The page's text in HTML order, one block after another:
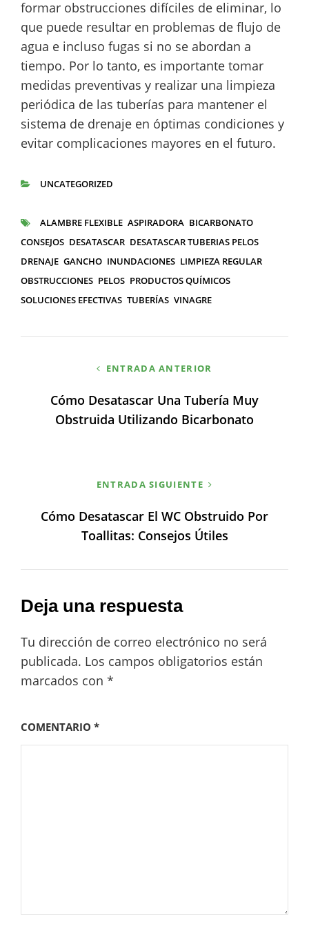
formar obstrucciones difíciles de eliminar, lo
que puede resultar en problemas de flujo de
agua e incluso fugas si no se abordan a
tiempo. Por lo tanto, es importante tomar
medidas preventivas y realizar una limpieza
periódica de las tuberías para mantener el
sistema de drenaje en óptimas condiciones y
evitar complicaciones mayores en el futuro.
UNCATEGORIZED
ETIQUETAS
ALAMBRE FLEXIBLE ASPIRADORA BICARBONATO
CONSEJOS DESATASCAR DESATASCAR TUBERIAS PELOS
DRENAJE GANCHO INUNDACIONES LIMPIEZA REGULAR
OBSTRUCCIONES PELOS PRODUCTOS QUÍMICOS
SOLUCIONES EFECTIVAS TUBERÍAS VINAGRE
entradas
ENTRADA ANTERIOR
Cómo Desatascar Una Tubería Muy
Obstruida Utilizando Bicarbonato
ENTRADA SIGUIENTE
Cómo Desatascar El WC Obstruido Por
Toallitas: Consejos Útiles
Deja una respuesta
Tu dirección de correo electrónico no será
publicada. Los campos obligatorios están
marcados con *
COMENTARIO *